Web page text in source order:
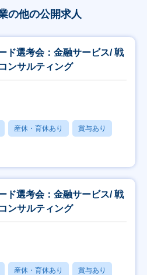
の他の公開求人
ド選考会：金融サービス/ 戦
ンサルティング
産休・育休あり 賞与あり
ド選考会：金融サービス/ 戦
ンサルティング
産休・育休あり 賞与あり